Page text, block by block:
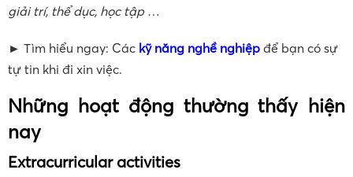
giải trí, thể dục, học tập …
► Tìm hiểu ngay: Các kỹ năng nghề nghiệp để bạn có sự
tự tin khi đi xin việc.
Những hoạt động thường thấy hiện
nay
Extracurricular activities